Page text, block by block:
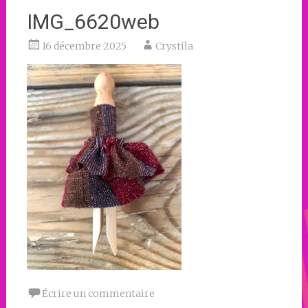
IMG_6620web
16 décembre 2025 Crystila
Écrire un commentaire